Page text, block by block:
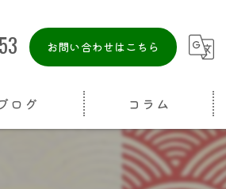
お問い合わせはこちら
ログ コラム